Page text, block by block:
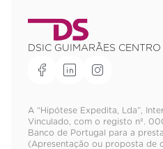
DSIC GUIMARÃES
A “Hipótese Expedita, Lda”,
Vinculado, com o registo nº.
Banco de Portugal para a
(Apresentação ou proposta de